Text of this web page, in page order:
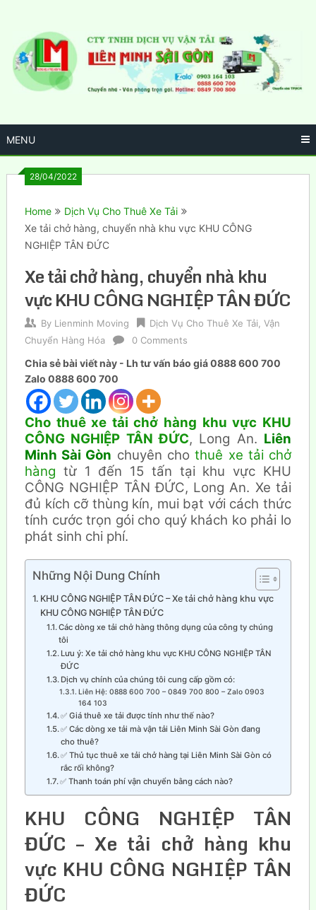
content
MENU
28/04/2022
Home
Dịch Vụ Cho Thuê Xe Tải
Xe tải chở hàng, chuyển nhà khu vực KHU CÔNG
NGHIỆP TÂN ĐỨC
Xe tải chở hàng, chuyển nhà khu
vực KHU CÔNG NGHIỆP TÂN ĐỨC
By Lienminh Moving Dịch Vụ Cho Thuê Xe Tải Vận
Chuyển Hàng Hóa
0 Comments
Chia sẻ bài viết này - Lh tư vấn báo giá 0888 600 700
Zalo 0888 600 700
Cho thuê xe tải chở hàng khu vực KHU
CÔNG NGHIỆP TÂN ĐỨC, Long An. Liên
Minh Sài Gòn chuyên chothuê xe tải chở
hàng từ 1 đến 15 tấn tại khu vực KHU
CÔNG NGHIỆP TÂN ĐỨC, Long An. Xe tải
đủ kích cỡ thùng kín, mui bạt với cách thức
tính cước trọn gói cho quý khách ko phải lo
phát sinh chi phí.
Những Nội Dung Chính
KHU CÔNG NGHIỆP TÂN ĐỨC – Xe tải chở hàng khu vực
KHU CÔNG NGHIỆP TÂN ĐỨC
Các dòng xe tải chở hàng thông dụng của công ty chúng
tôi
Lưu ý: Xe tải chở hàng khu vực KHU CÔNG NGHIỆP TÂN
ĐỨC
Dịch vụ chính của chúng tôi cung cấp gồm có:
Liên Hệ: 0888 600 700 – 0849 700 800 – Zalo 0903
164 103
✅ Giá thuê xe tải được tính như thế nào?
✅ Các dòng xe tải mà vận tải Liên Minh Sài Gòn đang
cho thuê?
✅ Thủ tục thuê xe tải chở hàng tại Liên Minh Sài Gòn có
rắc rối không?
✅ Thanh toán phí vận chuyển bằng cách nào?
KHU CÔNG NGHIỆP TÂN
ĐỨC – Xe tải chở hàng khu
vực KHU CÔNG NGHIỆP TÂN
ĐỨC